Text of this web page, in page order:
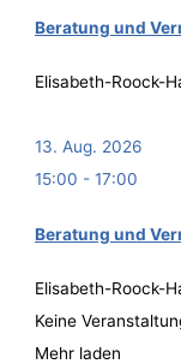
Bera­tung und
Elisabeth-Roock-
13. Aug. 2026
15:00 -17:00
Bera­tung und
Elisabeth-Roock-
Keine
Mehr laden